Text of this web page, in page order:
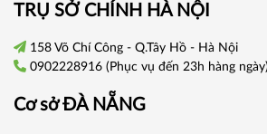
TRỤ SỞ CHÍNH HÀ NỘI
158 Võ Chí Công - Q.Tây Hồ - Hà Nội
0902228916(Phục vụ đến 23h hàng ngày)
Cơ sởĐÀ NẴNG